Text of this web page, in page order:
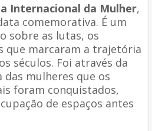
Internacional da Mulher,
comemorativa. É um
sobre as lutas, os
que marcaram a trajetória
séculos. Foi através da
mulheres que os
foram conquistados,
de espaços antes